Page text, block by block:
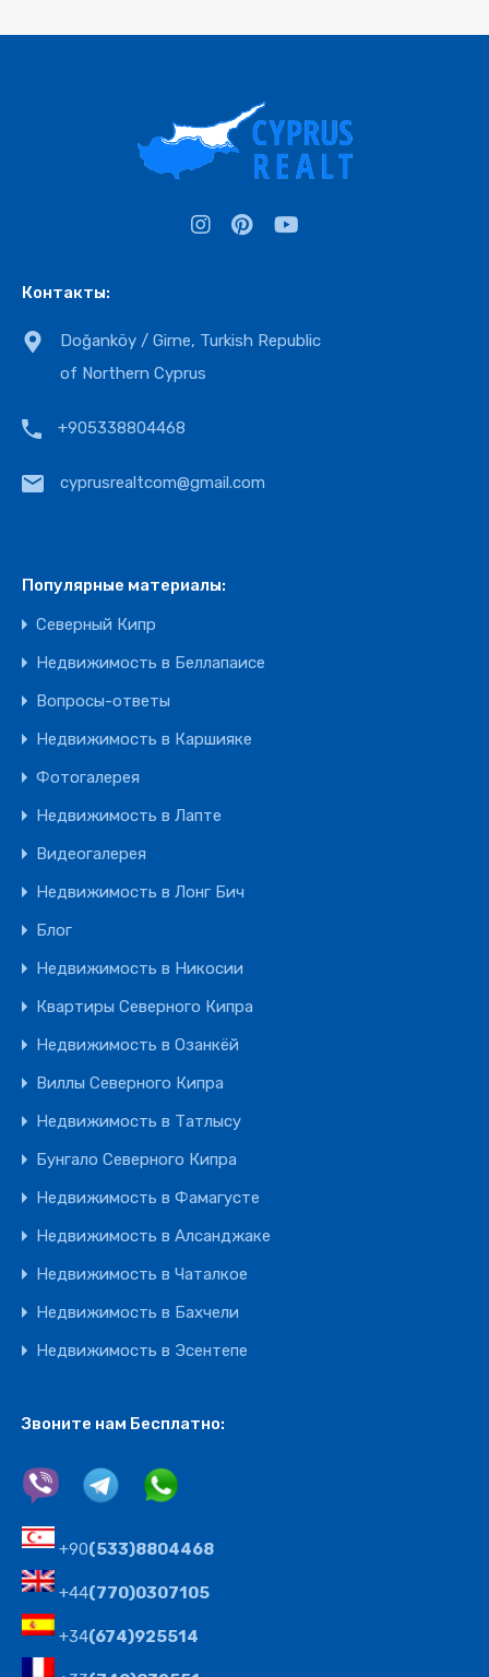
Контакты:
Doğanköy / Girne, Turkish Republic
of Northern Cyprus
+905338804468
cyprusrealtcom@gmail.com
Популярные материалы:
Северный Кипр
Недвижимость в Беллапаисе
Вопросы-ответы
Недвижимость в Каршияке
Фотогалерея
Недвижимость в Лапте
Видеогалерея
Недвижимость в Лонг Бич
Блог
Недвижимость в Никосии
Квартиры Северного Кипра
Недвижимость в Озанкёй
Виллы Северного Кипра
Недвижимость в Татлысу
Бунгало Северного Кипра
Недвижимость в Фамагусте
Недвижимость в Алсанджаке
Недвижимость в Чаталкое
Недвижимость в Бахчели
Недвижимость в Эсентепе
Звоните нам Бесплатно:
+90(533)8804468
+44(770)0307105
+34(674)925514